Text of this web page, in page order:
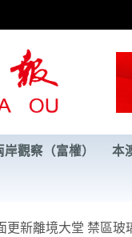
岸觀察（富權） 本
更新離境大堂 禁區玻